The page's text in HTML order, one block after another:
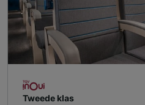
Tweede klas